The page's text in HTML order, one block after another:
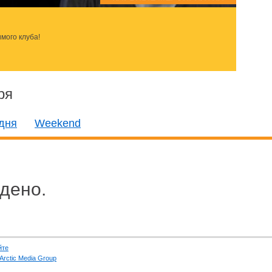
клуба!
Weekend
Arctic Media Group